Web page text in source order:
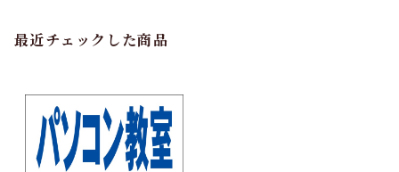
最近チェックした商品